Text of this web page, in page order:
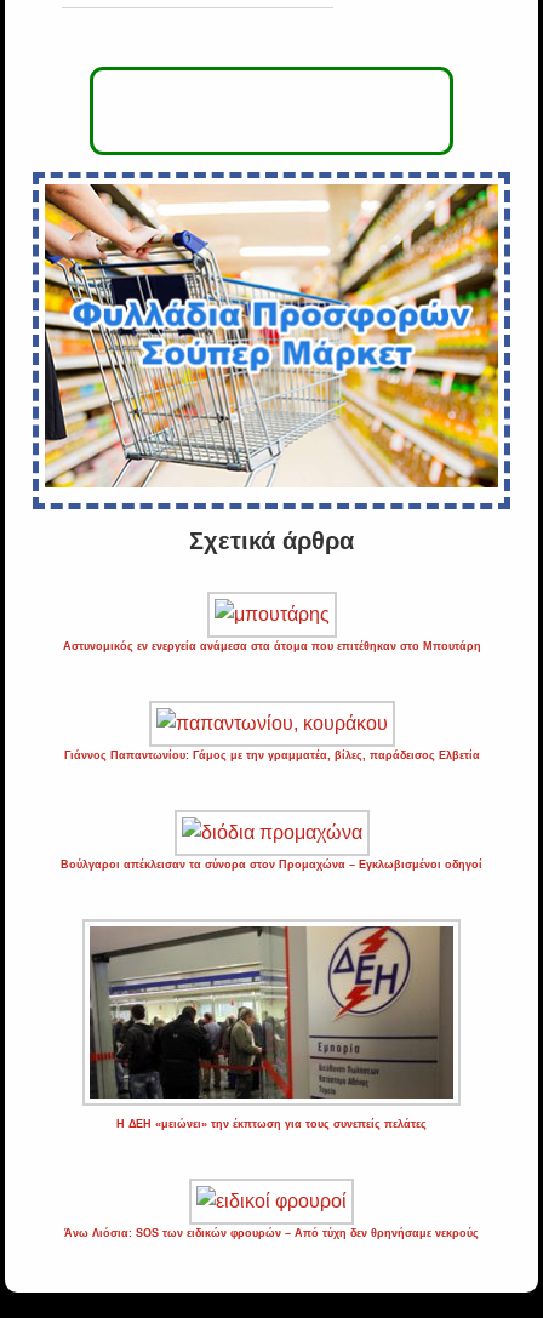
Σχετικά άρθρα
Αστυνομικός εν ενεργεία ανάμεσα στα άτομα που επιτέθηκαν στο Μπουτάρη
Γιάννος Παπαντωνίου: Γάμος με την γραμματέα, βίλες, παράδεισος Ελβετία
Βούλγαροι απέκλεισαν τα σύνορα στον Προμαχώνα – Εγκλωβισμένοι οδηγοί
Η ΔΕΗ «μειώνει» την έκπτωση για τους συνεπείς πελάτες
Άνω Λιόσια: SOS των ειδικών φρουρών – Από τύχη δεν θρηνήσαμε νεκρούς